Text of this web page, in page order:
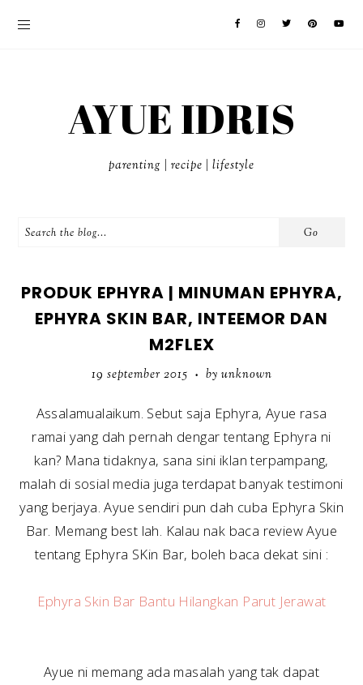
AYUE IDRIS
parenting | recipe | lifestyle
PRODUK EPHYRA | MINUMAN EPHYRA,
EPHYRA SKIN BAR, INTEEMOR DAN
M2FLEX
19 september 2015 • by unknown
Assalamualaikum. Sebut saja Ephyra, Ayue rasa
ramai yang dah pernah dengar tentang Ephyra ni
kan? Mana tidaknya, sana sini iklan terpampang,
malah di sosial media juga terdapat banyak testimoni
yang berjaya. Ayue sendiri pun dah cuba Ephyra Skin
Bar. Memang best lah. Kalau nak baca review Ayue
tentang Ephyra SKin Bar, boleh baca dekat sini :
Ephyra Skin Bar Bantu Hilangkan Parut Jerawat
Ayue ni memang ada masalah yang tak dapat